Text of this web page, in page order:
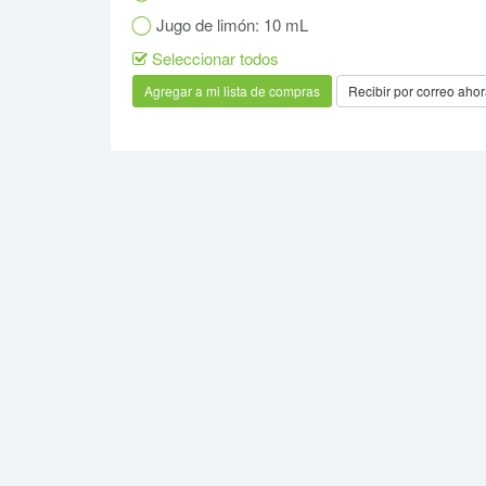
Jugo de limón: 10 mL
Seleccionar todos
Recibir por correo